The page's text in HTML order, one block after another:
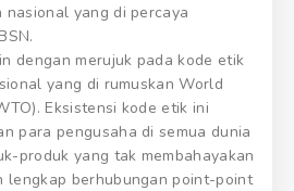
yang di percaya
dengan merujuk pada kode etik
yang di rumuskan World
Eksistensi kode etik ini
para pengusaha di semua dunia
produk yang tak membahayakan
lengkap berhubungan point-point